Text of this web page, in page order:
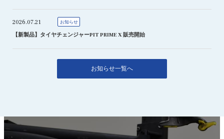
2026.07.21 お知らせ
【新製品】タイヤチェンジャーPIT PRIME X 販売開始
お知らせ一覧へ